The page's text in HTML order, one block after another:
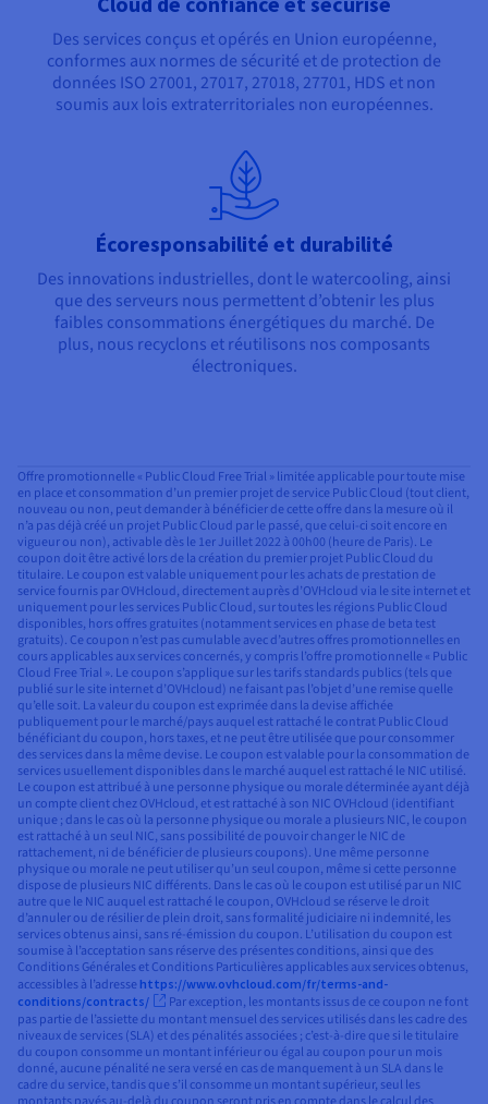
Des services conçus et opérés en Union européenne,
conformes aux normes de sécurité et de protection de
données ISO 27001, 27017, 27018, 27701, HDS et non
soumis aux lois extraterritoriales non européennes.
Écoresponsabilité et durabilité
Des innovations industrielles, dont le watercooling, ainsi
que des serveurs nous permettent d’obtenir les plus
faibles consommations énergétiques du marché. De
plus, nous recyclons et réutilisons nos composants
électroniques.
Offre promotionnelle « Public Cloud Free Trial » limitée applicable pour toute mise
en place et consommation d’un premier projet de service Public Cloud (tout client,
nouveau ou non, peut demander à bénéficier de cette offre dans la mesure où il
n’a pas déjà créé un projet Public Cloud par le passé, que celui-ci soit encore en
vigueur ou non), activable dès le 1er Juillet 2022 à 00h00 (heure de Paris). Le
coupon doit être activé lors de la création du premier projet Public Cloud du
titulaire. Le coupon est valable uniquement pour les achats de prestation de
service fournis par OVHcloud, directement auprès d’OVHcloud via le site internet et
uniquement pour les services Public Cloud, sur toutes les régions Public Cloud
disponibles, hors offres gratuites (notamment services en phase de beta test
gratuits). Ce coupon n’est pas cumulable avec d’autres offres promotionnelles en
cours applicables aux services concernés, y compris l’offre promotionnelle « Public
Cloud Free Trial ». Le coupon s’applique sur les tarifs standards publics (tels que
publié sur le site internet d’OVHcloud) ne faisant pas l’objet d’une remise quelle
qu’elle soit. La valeur du coupon est exprimée dans la devise affichée
publiquement pour le marché/pays auquel est rattaché le contrat Public Cloud
bénéficiant du coupon, hors taxes, et ne peut être utilisée que pour consommer
des services dans la même devise. Le coupon est valable pour la consommation de
services usuellement disponibles dans le marché auquel est rattaché le NIC utilisé.
Le coupon est attribué à une personne physique ou morale déterminée ayant déjà
un compte client chez OVHcloud, et est rattaché à son NIC OVHcloud (identifiant
unique ; dans le cas où la personne physique ou morale a plusieurs NIC, le coupon
est rattaché à un seul NIC, sans possibilité de pouvoir changer le NIC de
rattachement, ni de bénéficier de plusieurs coupons). Une même personne
physique ou morale ne peut utiliser qu’un seul coupon, même si cette personne
dispose de plusieurs NIC différents. Dans le cas où le coupon est utilisé par un NIC
autre que le NIC auquel est rattaché le coupon, OVHcloud se réserve le droit
d’annuler ou de résilier de plein droit, sans formalité judiciaire ni indemnité, les
services obtenus ainsi, sans ré-émission du coupon. L’utilisation du coupon est
soumise à l’acceptation sans réserve des présentes conditions, ainsi que des
Conditions Générales et Conditions Particulières applicables aux services obtenus,
accessibles à l’adresse https://www.ovhcloud.com/fr/terms-and-
conditions/contracts/
Par exception, les montants issus de ce coupon ne font
pas partie de l’assiette du montant mensuel des services utilisés dans les cadre des
niveaux de services (SLA) et des pénalités associées ; c’est-à-dire que si le titulaire
du coupon consomme un montant inférieur ou égal au coupon pour un mois
donné, aucune pénalité ne sera versé en cas de manquement à un SLA dans le
cadre du service, tandis que s’il consomme un montant supérieur, seul les